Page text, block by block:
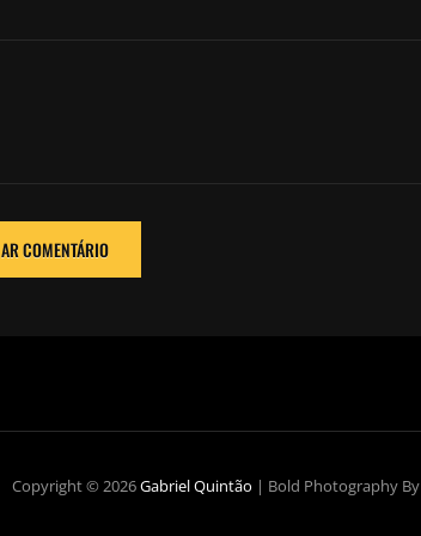
Copyright © 2026Gabriel Quintão | Bold Photography By